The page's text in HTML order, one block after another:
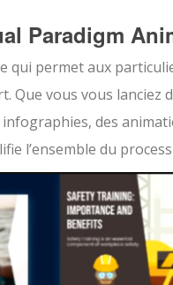
Paradigm
qui permet aux
Que vous vous lanciez
des
l’ensemble du